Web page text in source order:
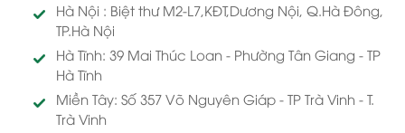
Hà Nội : Biệt thư M2-L7,KĐT,Dương Nội, Q.Hà Đông,
TP.Hà Nội
Hà Tĩnh: 39 Mai Thúc Loan - Phường Tân Giang - TP
Hà Tĩnh
Miền Tây: Số 357 Võ Nguyên Giáp - TP Trà Vinh - T.
Trà Vinh